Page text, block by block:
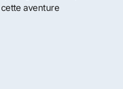
aventure